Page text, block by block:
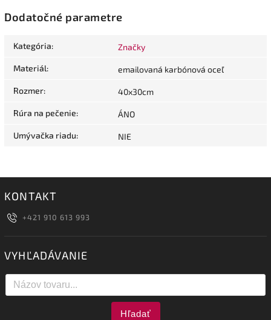
Dodatočné parametre
Kategória: Značky
Materiál: emailovaná karbónová oceľ
Rozmer: 40x30cm
Rúra na pečenie: ÁNO
Umývačka riadu: NIE
KONTAKT
+421 910 613 993
VYHĽADÁVANIE
Hľadať